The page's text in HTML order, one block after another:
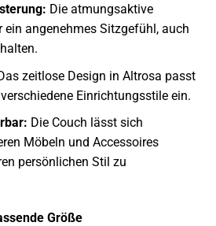
Die atmungsaktive
angenehmes Sitzgefühl, auch
zeitlose Design in Altrosa passt
Einrichtungsstile ein.
Die Couch lässt sich
Möbeln und Accessoires
persönlichen Stil zu
Größe